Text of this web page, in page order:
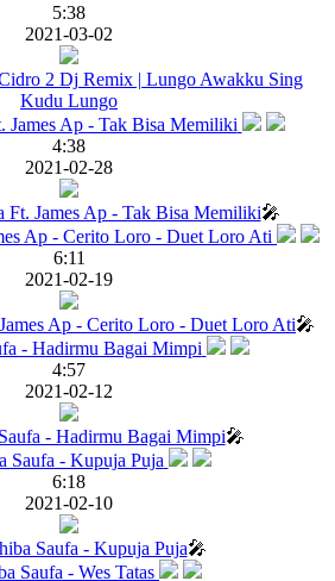
5:38
2021-03-02
2 Dj Remix | Lungo Awakku Sing
Kudu Lungo
4:38
2021-02-28
Ft. James Ap - Tak Bisa Memiliki🎤
6:11
2021-02-19
Ap - Cerito Loro - Duet Loro Ati🎤
4:57
2021-02-12
- Hadirmu Bagai Mimpi🎤
6:18
2021-02-10
Saufa - Kupuja Puja🎤